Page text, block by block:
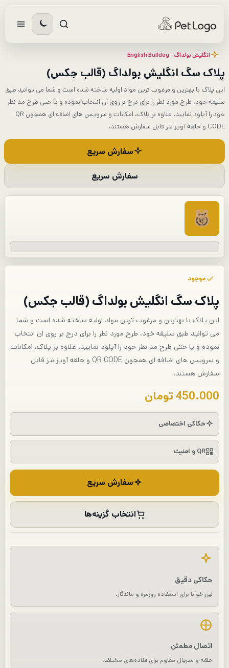
انگلیش بولداگ - English Bulldog​
پلاک سگ انگلیش بولداگ (قالب جکس)
این پلاک با بهترین و مرغوب ترین مواد اولیه ساخته شده است و شما می توانید طبق
سلیقه خود، طرح مورد نظر را برای درج بر روی ان انتخاب نموده و یا حتی طرح مد نظر
خود را آپلود نمایید. علاوه بر پلاک، امکانات و سرویس های اضافه ای همچون QR
CODE و حلقه آویز نیز قابل سفارش هستند.
سفارش سریع
سفارش سریع
موجود
پلاک سگ انگلیش بولداگ (قالب جکس)
این پلاک با بهترین و مرغوب ترین مواد اولیه ساخته شده است و شما
می توانید طبق سلیقه خود، طرح مورد نظر را برای درج بر روی ان انتخاب
نموده و یا حتی طرح مد نظر خود را آپلود نمایید. علاوه بر پلاک، امکانات
و سرویس های اضافه ای همچون QR CODE و حلقه آویز نیز قابل
سفارش هستند.
450.000تومان
حکاکی اختصاصی
QR و امنیت
سفارش سریع
انتخاب گزینه‌ها
حکاکی دقیق
لیزر خوانا برای استفاده روزمره و ماندگار.
اتصال مطمئن
حلقه و متریال مقاوم برای قلاده‌های مختلف.